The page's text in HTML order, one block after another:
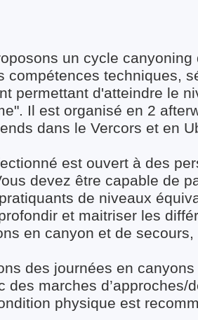
un cycle canyoning
compétences techniques,
permettant d'atteindre le
Il est organisé en 2
dans le Vercors et en
est ouvert à des
devez être capable de
de niveaux
et maitriser les
en canyon et de
des journées en
des marches d’approches/
physique est